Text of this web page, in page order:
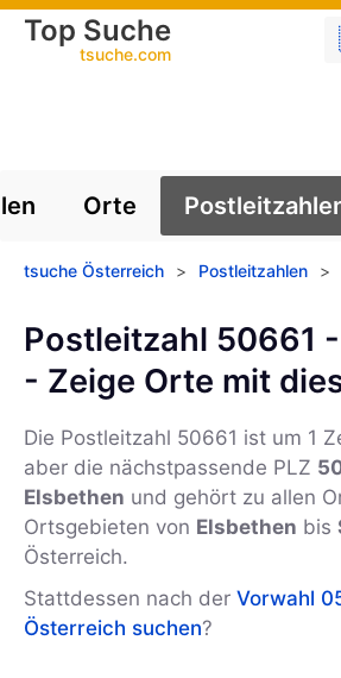
Top Suche
tsuche.com
Orte
tsuche Österreich > Postleitzahlen >
Postleitzahl 50661
- Zeige Orte mit
Die Postleitzahl 50661 ist um 1
aber die nächstpassende PLZ
Elsbethen und gehört zu allen
Ortsgebieten von Elsbethen bis
Österreich.
Stattdessen nach der Vorwahl
Österreich suchen?